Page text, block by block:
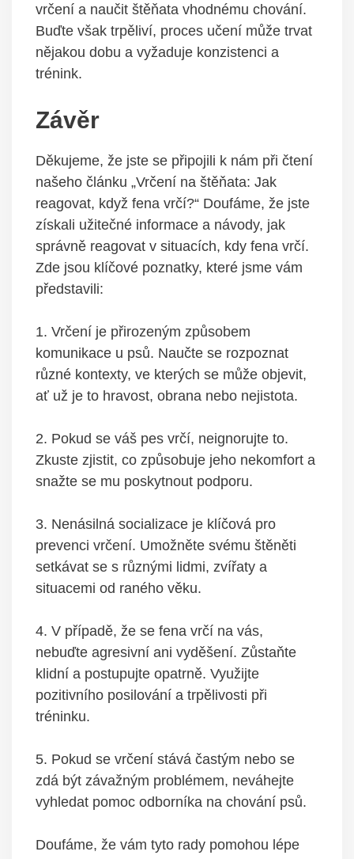
vrčení‌ a naučit štěňata vhodnému chování.
Buďte však ⁣trpěliví, proces učení‌ může ⁣trvat
nějakou ⁢dobu a vyžaduje ⁣konzistenci a
trénink.‍
Závěr
Děkujeme, že‌ jste ⁢se⁣ připojili⁤ k nám při čtení
našeho článku „Vrčení na štěňata:⁤ Jak
reagovat, když fena vrčí?“ Doufáme, že⁤ jste
získali užitečné informace a návody, jak
správně reagovat v​ situacích,‍ kdy fena vrčí.
Zde jsou ⁣klíčové poznatky, které jsme⁢ vám ​
představili:
1. Vrčení je ‌přirozeným způsobem
komunikace u⁤ psů.⁤ Naučte se rozpoznat
různé kontexty, ve⁢ kterých se může objevit,⁤
ať už je to hravost, obrana nebo ‌nejistota.
2. Pokud se váš pes vrčí, neignorujte to.
Zkuste ‍zjistit, co ‌způsobuje jeho nekomfort a
⁣snažte se mu poskytnout podporu.
3. Nenásilná socializace je klíčová ⁢pro
prevenci vrčení. Umožněte svému⁢ štěněti
setkávat se s‌ různými lidmi, zvířaty​ a
situacemi od​ raného⁤ věku.
4. V případě, že se fena vrčí na ‍vás,
nebuďte‌ agresivní ‌ani vyděšení. Zůstaňte
klidní a postupujte opatrně. Využijte
pozitivního posilování a trpělivosti​ při
‌tréninku.
5. Pokud se vrčení ​stává⁢ častým nebo se
zdá být⁢ závažným problémem, neváhejte
vyhledat pomoc odborníka‌ na chování psů.
Doufáme,⁢ že vám tyto ⁣rady pomohou lépe